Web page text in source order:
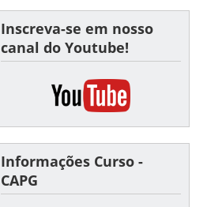
Inscreva-se em nosso
canal do Youtube!
Informações Curso -
CAPG